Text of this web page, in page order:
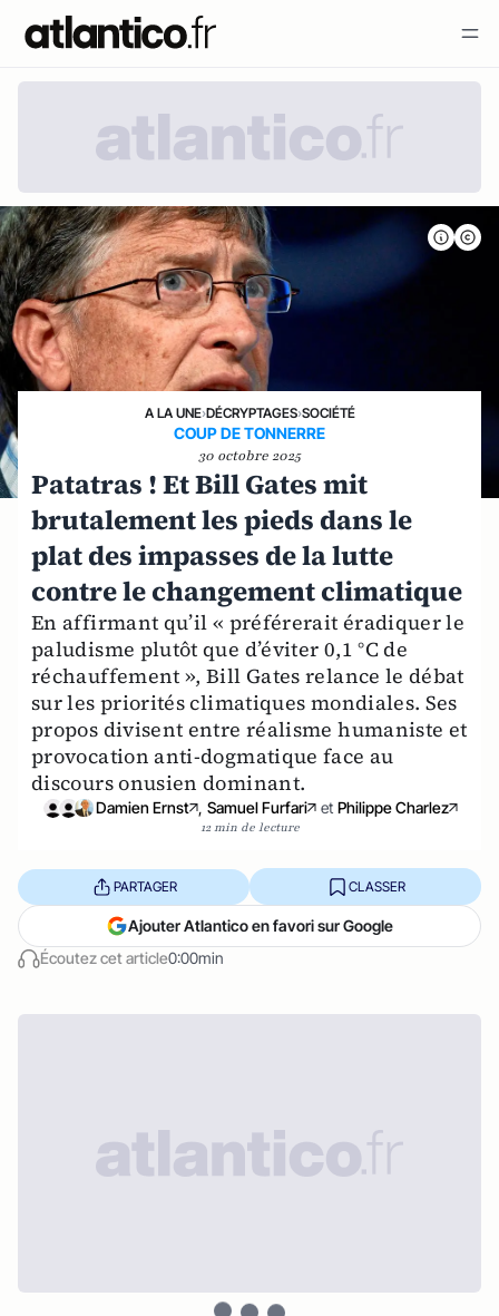
A LA UNE›DÉCRYPTAGES›SOCIÉTÉ
COUP DE TONNERRE
30 octobre 2025
Patatras ! Et Bill Gates mit
brutalement les pieds dans le
plat des impasses de la lutte
contre le changement climatique
En affirmant qu’il « préférerait éradiquer le
paludisme plutôt que d’éviter 0,1 °C de
réchauffement », Bill Gates relance le débat
sur les priorités climatiques mondiales. Ses
propos divisent entre réalisme humaniste et
provocation anti-dogmatique face au
discours onusien dominant.
Damien Ernst , Samuel Furfari et Philippe Charlez
12 min de lecture
Écoutez cet article0:00min
PARTAGER CLASSER
Ajouter Atlantico en favori sur Google